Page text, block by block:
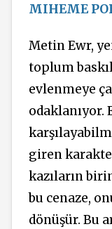
MIHEME
Metin Ewr,
toplum
evlenmeye
odaklanıyor.
giren
kazıların
bu cenaze,
dönüşür. Bu